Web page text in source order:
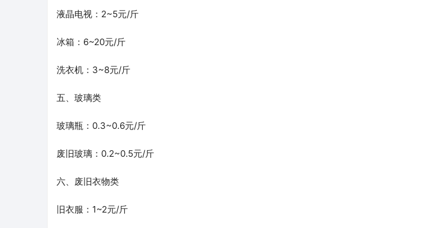
液晶电视：2~5元/斤
冰箱：6~20元/斤
洗衣机：3~8元/斤
五、玻璃类
玻璃瓶：0.3~0.6元/斤
废旧玻璃：0.2~0.5元/斤
六、废旧衣物类
旧衣服：1~2元/斤